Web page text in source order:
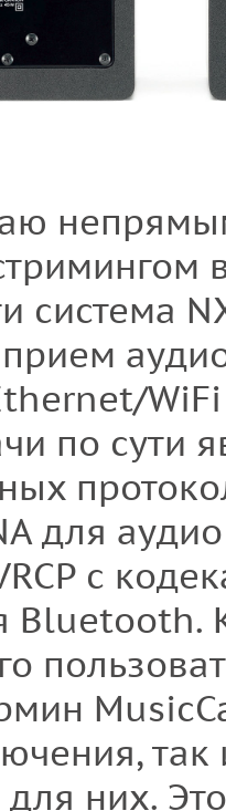
система
по сути
для
с
Bluetooth.
так
них.